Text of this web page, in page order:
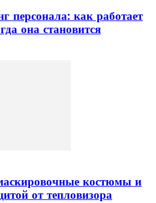
персонала: как работает
она становится
костюмы и
от тепловизора